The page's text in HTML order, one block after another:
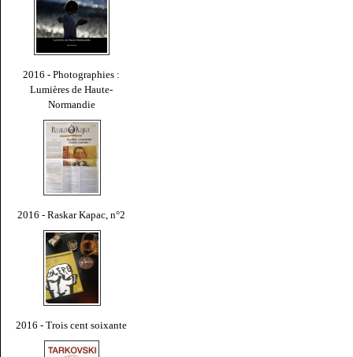
2016 - Photographies :
Lumières de Haute-
Normandie
2016 - Raskar Kapac, n°2
2016 - Trois cent soixante